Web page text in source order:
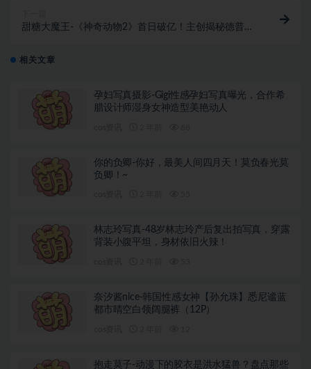
甜糖大魔王-《神奇动物2》首日破亿！主创揭秘德普版
相关文章
孕妇写真摄影-Gigi性感孕妇写真曝光，合作希
腊设计师湿身女神造型美艳动人
你的负卿-你好，最美人间四月天！莫负春光莫
负卿！~
林志玲写真-48岁林志玲产后复出拍写真，穿露
背装小腹平坦，身材依旧火辣！
奈汐酱nice-韩国性感女神【孙允珠】悉尼谧蓝
都市晴空白领阔腿裤（12P）
抱走莫子-动漫下的胶衣是洪水猛兽？盘点那些